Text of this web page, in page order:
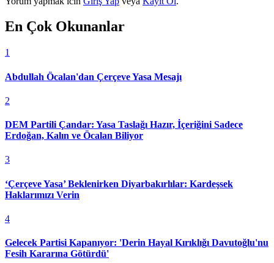
En Çok Okunanlar
1
Abdullah Öcalan'dan Çerçeve Yasa Mesajı
2
DEM Partili Çandar: Yasa Taslağı Hazır, İçeriğini Sadece
Erdoğan, Kalın ve Öcalan Biliyor
3
‘Çerçeve Yasa’ Beklenirken Diyarbakırlılar: Kardeşsek
Haklarımızı Verin
4
Gelecek Partisi Kapanıyor: 'Derin Hayal Kırıklığı Davutoğlu'nu
Fesih Kararına Götürdü'